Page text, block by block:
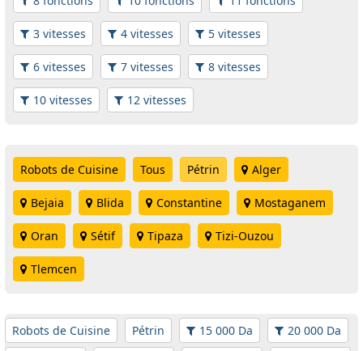
3 vitesses 4 vitesses 5 vitesses
6 vitesses 7 vitesses 8 vitesses
10 vitesses 12 vitesses
Robots de Cuisine Tous Pétrin Alger
Bejaia Blida Constantine Mostaganem
Oran Sétif Tipaza Tizi-Ouzou
Tlemcen
Robots de Cuisine Pétrin 15 000 Da 20 000 Da